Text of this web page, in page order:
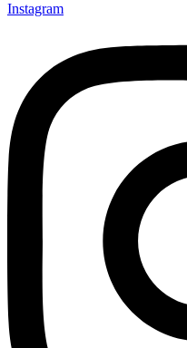
Instagram